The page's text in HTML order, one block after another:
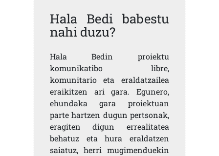
Hala Bedi babestu
nahi duzu?
Hala Bedin proiektu
komunikatibo libre,
komunitario eta eraldatzailea
eraikitzen ari gara. Egunero,
ehundaka gara proiektuan
parte hartzen dugun pertsonak,
eragiten digun errealitatea
behatuz eta hura eraldatzen
saiatuz, herri mugimenduekin